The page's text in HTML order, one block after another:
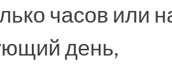
часов или
день,